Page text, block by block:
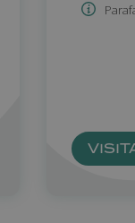
Analytics, che
servizio di
Google.